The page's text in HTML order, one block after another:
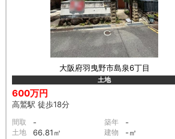
大阪府羽曳野市島泉6丁目
土地
600万円
高鷲駅 徒歩18分
間取 - 築年 -
土地 66.81㎡ 建物 -㎡